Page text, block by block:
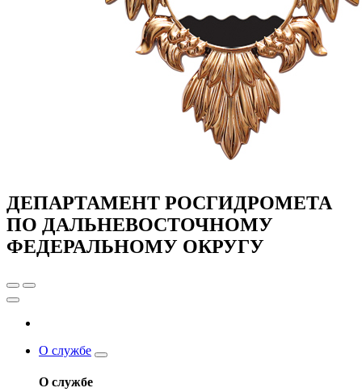
ДЕПАРТАМЕНТ РОСГИДРОМЕТА
ПО ДАЛЬНЕВОСТОЧНОМУ
ФЕДЕРАЛЬНОМУ ОКРУГУ
О службе
О службе